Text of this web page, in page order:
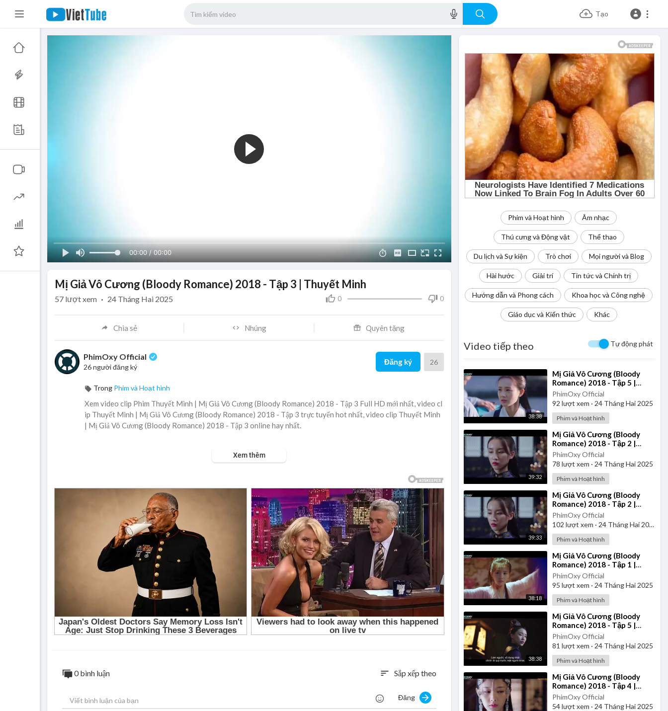
Tạo
00:00 / 00:00
Phim và Hoạt hình Âm nhạc
Thú cưng và Động vật Thể thao
Du lịch và Sự kiện Trò chơi Mọi người và Blog
Hài hước Giải trí Tin tức và Chính trị
Hướng dẫn và Phong cách Khoa học và Công nghệ
Giáo dục và Kiến thức Khác
Video tiếp theo Tự động phát
38:38
⁣Mị Giả Vô Cương (Bloody
Romance) 2018 - Tập 5 |
Thuyết Minh
PhimOxy Official
92 lượt xem · 24 Tháng Hai 2025
Phim và Hoạt hình
39:32
⁣Mị Giả Vô Cương (Bloody
Romance) 2018 - Tập 2 |
Thuyết Minh
PhimOxy Official
78 lượt xem · 24 Tháng Hai 2025
Phim và Hoạt hình
39:33
⁣Mị Giả Vô Cương (Bloody
Romance) 2018 - Tập 2 |
Vietsub
PhimOxy Official
102 lượt xem · 24 Tháng Hai 2025
Phim và Hoạt hình
38:18
⁣Mị Giả Vô Cương (Bloody
Romance) 2018 - Tập 1 |
Vietsub
PhimOxy Official
95 lượt xem · 24 Tháng Hai 2025
Phim và Hoạt hình
38:38
⁣Mị Giả Vô Cương (Bloody
Romance) 2018 - Tập 5 |
Vietsub
PhimOxy Official
81 lượt xem · 24 Tháng Hai 2025
Phim và Hoạt hình
⁣Mị Giả Vô Cương (Bloody
Romance) 2018 - Tập 4 |
Thuyết Minh
PhimOxy Official
54lượt xem · 24 Tháng Hai 2025
Mị Giả Vô Cương (Bloody Romance) 2018 - Tập 3 | Thuyết Minh
0 0
57 lượt xem · 24 Tháng Hai 2025
Chia sẻ Nhúng Quyên tặng
PhimOxy Official
26 người đăng ký
Đăng ký 26
Trong Phim và Hoạt hình
Xem video clip Phim Thuyết Minh | Mị Giả Vô Cương (Bloody Romance) 2018 - Tập 3 Full HD mới nhất, video cl
ip Thuyết Minh | Mị Giả Vô Cương (Bloody Romance) 2018 - Tập 3 trực tuyến hot nhất, video clip Thuyết Minh
| Mị Giả Vô Cương (Bloody Romance) 2018 - Tập 3 online hay nhất.
Xem thêm
0 bình luận sort Sắp xếp theo
Đăng